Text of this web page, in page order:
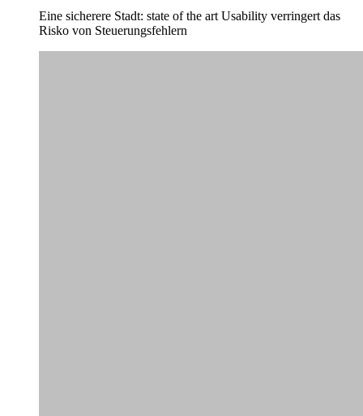
Eine sicherere Stadt: state of the art Usability verringert das
Risko von Steuerungsfehlern